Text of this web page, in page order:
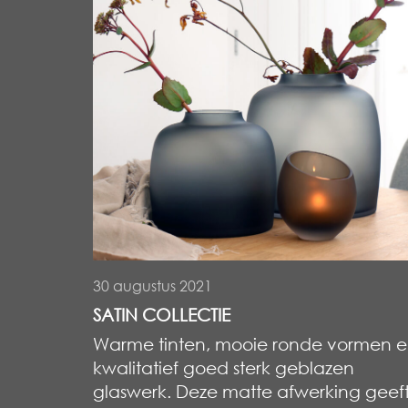
30 augustus 2021
SATIN COLLECTIE
Warme tinten, mooie ronde vormen
kwalitatief goed sterk geblazen
glaswerk. Deze matte afwerking